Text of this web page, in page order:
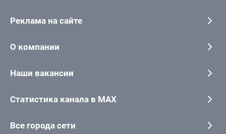
Реклама на сайте
О компании
Наши вакансии
Статистика канала в MAX
Все города сети